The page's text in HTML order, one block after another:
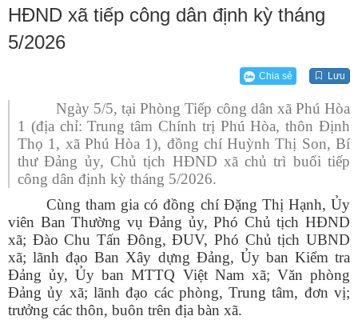
HĐND xã tiếp công dân định kỳ tháng
5/2026
Chia sẻ Lưu
Ngày 5/5, tại Phòng Tiếp công dân xã Phú Hòa
1 (địa chỉ: Trung tâm Chính trị Phú Hòa, thôn Định
Thọ 1, xã Phú Hòa 1), đồng chí Huỳnh Thị Son, Bí
thư Đảng ủy, Chủ tịch HĐND xã chủ trì buổi tiếp
công dân định kỳ tháng 5/2026.
Cùng tham gia có đồng chí Đặng Thị Hạnh, Ủy
viên Ban Thường vụ Đảng ủy, Phó Chủ tịch HĐND
xã; Đào Chu Tấn Đông, ĐUV, Phó Chủ tịch UBND
xã; lãnh đạo Ban Xây dựng Đảng, Ủy ban Kiểm tra
Đảng ủy, Ủy ban MTTQ Việt Nam xã; Văn phòng
Đảng ủy xã; lãnh đạo các phòng, Trung tâm, đơn vị;
trưởng các thôn, buôn trên địa bàn xã.